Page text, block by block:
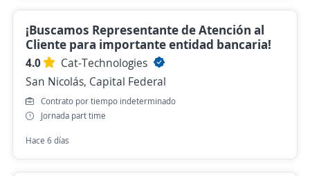
¡Buscamos Representante de Atención al
Cliente para importante entidad bancaria!
4.0
Cat-Technologies
San Nicolás, Capital Federal
Contrato por tiempo indeterminado
Jornada part time
Hace 6 días